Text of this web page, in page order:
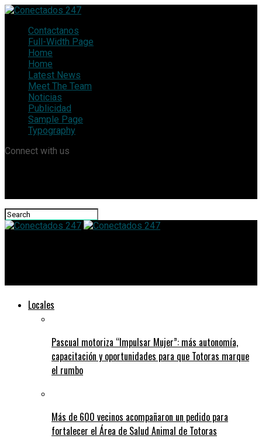
Contactanos
Full-Width Page
Home
Home
Latest News
Meet The Team
Noticias
Publicidad
Sample Page
Typography
Connect with us
Locales
Pascual motoriza “Impulsar Mujer”: más autonomía,
capacitación y oportunidades para que Totoras marque
el rumbo
Más de 600 vecinos acompañaron un pedido para
fortalecer el Área de Salud Animal de Totoras